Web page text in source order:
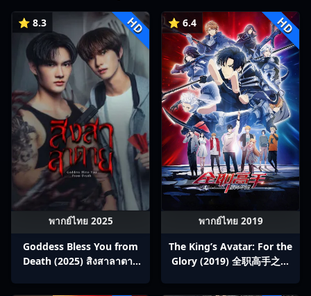
⭐ 8.3 HD
พากย์ไทย 2025
Goddess Bless You from
Death (2025) สิงสาลาตาย
⭐ 6.4 HD
พากย์ไทย 2019
The King’s Avatar: For the
Glory (2019) 全职高手之巅